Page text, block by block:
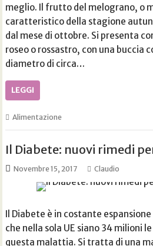
meglio. Il frutto del melograno, o
caratteristico della stagione
dal mese di ottobre. Si presenta
roseo o rossastro, con una buccia
diametro di circa…
LEGGI
Alimentazione
Il Diabete: nuovi rimedi
Novembre 15, 2017 Claudio
Il Diabete è in costante
che nella sola UE siano 34 milioni
questa malattia. Si tratta di una